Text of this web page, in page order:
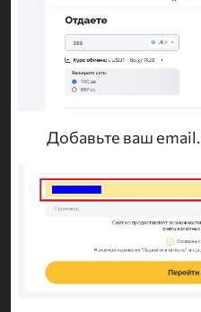
Добавьте ваш email.